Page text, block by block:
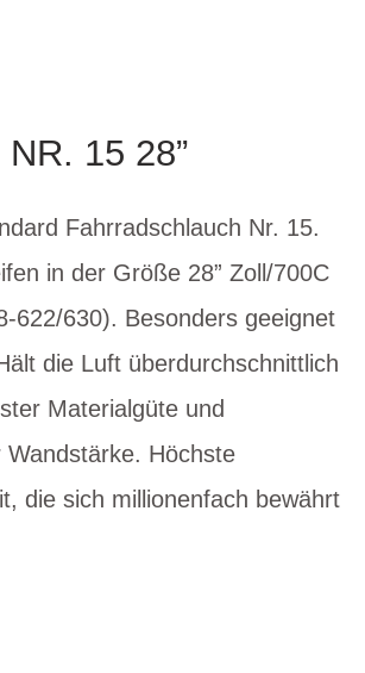
NR. 15 28”
Fahrradschlauch Nr. 15.
in der Größe 28” Zoll/700C
622/630). Besonders geeignet
die Luft überdurchschnittlich
Materialgüte und
Wandstärke. Höchste
die sich millionenfach bewährt